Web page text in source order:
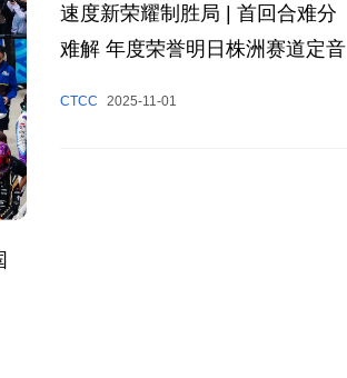
速度新荣耀制胜局 | 首回合难分
难解 年度荣誉明日株洲赛道定音
CTCC 2025-11-01